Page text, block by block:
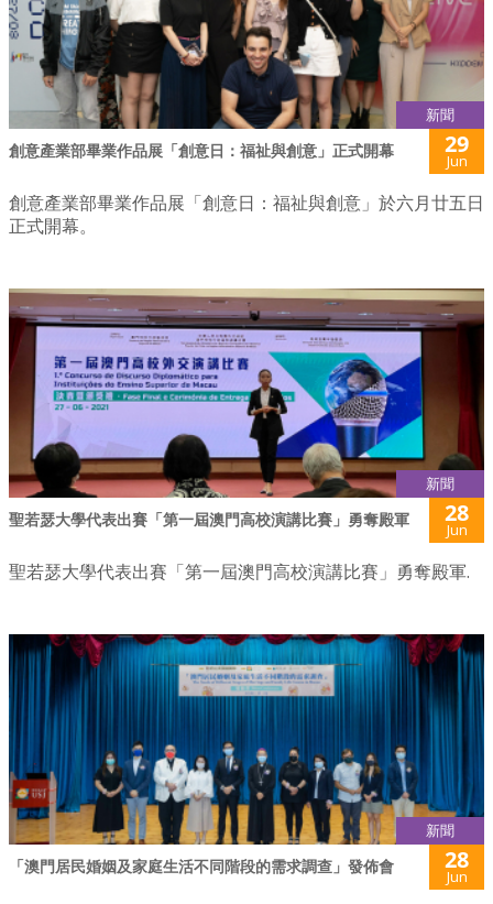
新聞
創意產業部畢業作品展「創意日：福祉與創意」正式開幕 29
Jun
創意產業部畢業作品展「創意日：福祉與創意」於六月廿五日
正式開幕。
新聞
聖若瑟大學代表出賽「第一屆澳門高校演講比賽」勇奪殿軍 28
Jun
聖若瑟大學代表出賽「第一屆澳門高校演講比賽」勇奪殿軍.
新聞
「澳門居民婚姻及家庭生活不同階段的需求調查」發佈會 28
Jun